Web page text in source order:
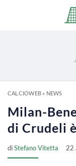
CALCIOWEB» NEWS
Milan-
di Crudeli
diStefano Vitetta 22